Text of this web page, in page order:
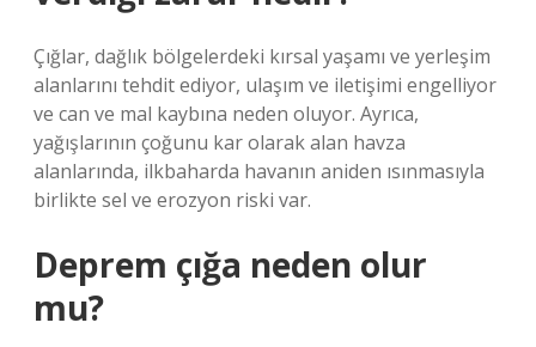
Çığlar, dağlık bölgelerdeki kırsal yaşamı ve yerleşim
alanlarını tehdit ediyor, ulaşım ve iletişimi engelliyor
ve can ve mal kaybına neden oluyor. Ayrıca,
yağışlarının çoğunu kar olarak alan havza
alanlarında, ilkbaharda havanın aniden ısınmasıyla
birlikte sel ve erozyon riski var.
Deprem çığa neden olur
mu?